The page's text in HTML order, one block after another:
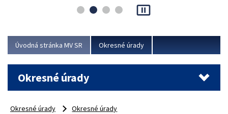
asociácie poisťovní (SLASPO) a Ministerstva vnútra SR.
Viac
pause_presentation
Úvodná stránka MV SR Okresné úrady
Okresné úrady
Okresné úrady
Okresné úrady